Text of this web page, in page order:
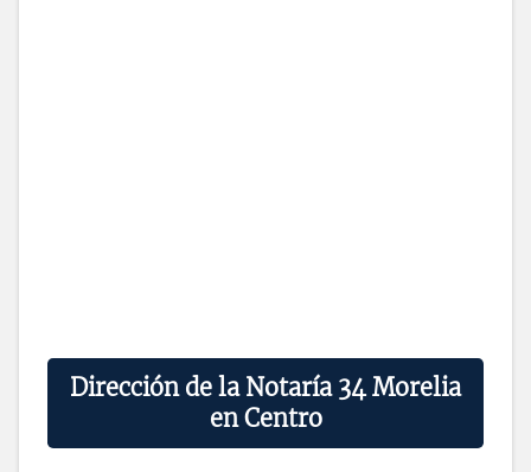
Dirección de la Notaría 34 Morelia
en Centro